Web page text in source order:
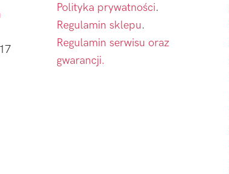
Polityka prywatności.
Regulamin sklepu.
Regulamin serwisu oraz
gwarancji.